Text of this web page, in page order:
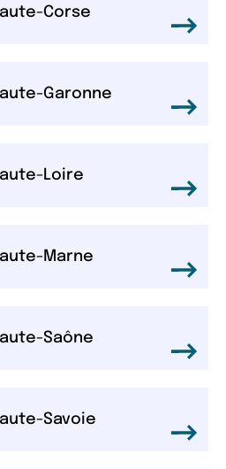
Corse
Garonne
Loire
Marne
Saône
Savoie